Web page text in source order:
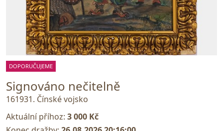
DOPORUČUJEME
Signováno nečitelně
161931. Čínské vojsko
Aktuální příhoz: 3 000 Kč